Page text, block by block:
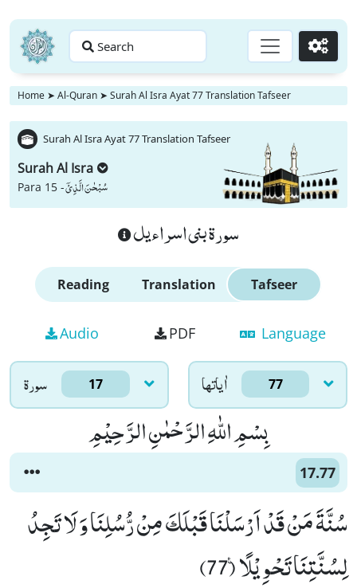
Search Go
Home ➤ Al-Quran ➤ Surah Al Isra Ayat 77 Translation Tafseer
Surah Al Isra Ayat 77 Translation Tafseer
Surah Al Isra
Para 15 -سُبْحٰنَ الَّذِیْۤ
سورة بنى اسراءيل
Reading Translation Tafseer
Audio PDF Language
سورۃ 17 اٰياتها 77
بِسْمِ اللّٰهِ الرَّحْمٰنِ الرَّحِیْمِ
17.77
سُنَّةَ مَنْ قَدْ اَرْسَلْنَا قَبْلَكَ مِنْ رُّسُلِنَا وَ لَا تَجِدُ
لِسُنَّتِنَا تَحْوِیْلًا۠ (77)